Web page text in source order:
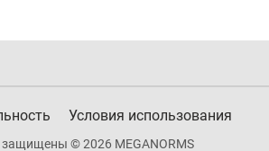
Условия использования
защищены © 2026 MEGANORMS